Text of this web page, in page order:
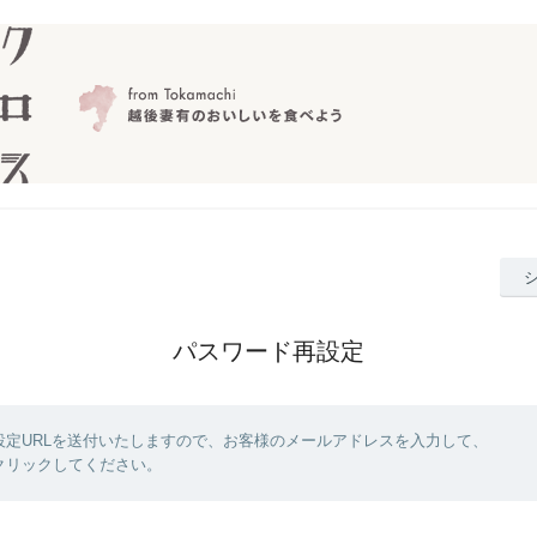
パスワード再設定
URLを送付いたしますので、お客様のメールアドレスを入力して、
ックしてください。